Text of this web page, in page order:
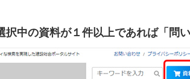
択中の資料が１件以上であれば「問